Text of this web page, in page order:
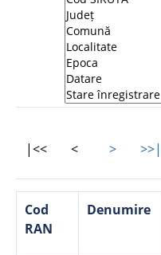
|<< < > >>|
Cod
RAN
Denumire